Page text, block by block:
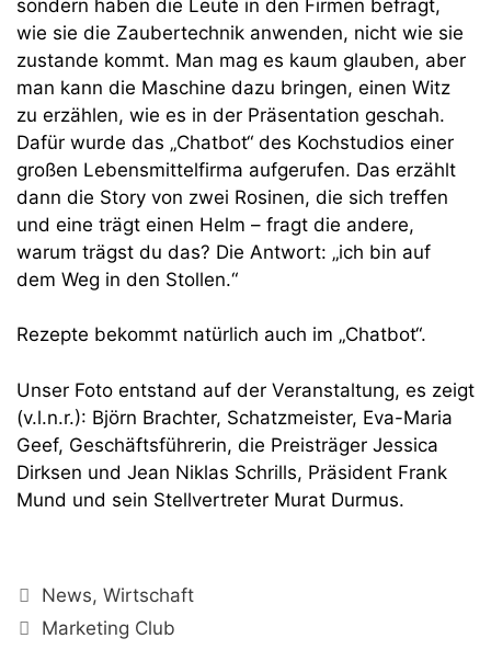
sondern haben die Leute in den Firmen befragt,
wie sie die Zaubertechnik anwenden, nicht wie sie
zustande kommt. Man mag es kaum glauben, aber
man kann die Maschine dazu bringen, einen Witz
zu erzählen, wie es in der Präsentation geschah.
Dafür wurde das „Chatbot“ des Kochstudios einer
großen Lebensmittelfirma aufgerufen. Das erzählt
dann die Story von zwei Rosinen, die sich treffen
und eine trägt einen Helm – fragt die andere,
warum trägst du das? Die Antwort: „ich bin auf
dem Weg in den Stollen.“
Rezepte bekommt natürlich auch im „Chatbot“.
Unser Foto entstand auf der Veranstaltung, es zeigt
(v.l.n.r.): Björn Brachter, Schatzmeister, Eva-Maria
Geef, Geschäftsführerin, die Preisträger Jessica
Dirksen und Jean Niklas Schrills, Präsident Frank
Mund und sein Stellvertreter Murat Durmus.
Kategorien
News,Wirtschaft
Schlagwörter
Marketing Club